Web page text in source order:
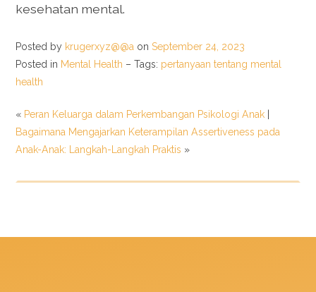
kesehatan mental.
Posted by krugerxyz@@a onSeptember 24, 2023
Posted in Mental Health – Tags: pertanyaan tentang mental
health
« Peran Keluarga dalam Perkembangan Psikologi Anak
Bagaimana Mengajarkan Keterampilan Assertiveness pada
Anak-Anak: Langkah-Langkah Praktis »